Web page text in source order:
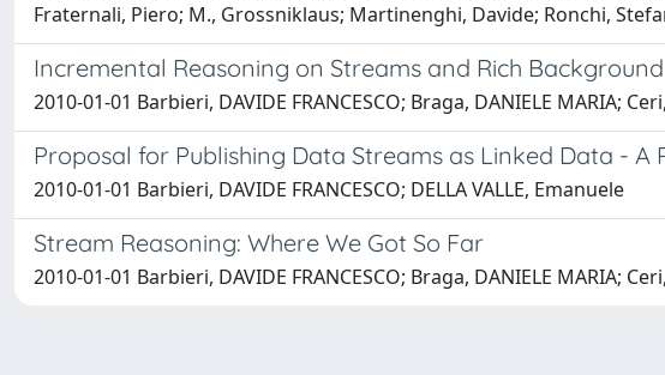
Fraternali, Piero; M., Grossniklaus; Martinenghi, Davide; Ronchi,
Incremental Reasoning on Streams and Rich
2010-01-01 Barbieri, DAVIDE FRANCESCO; Braga, DANIELE MARIA;
Proposal for Publishing Data Streams as Linked Data - A
2010-01-01 Barbieri, DAVIDE FRANCESCO; DELLA VALLE, Emanuele
Stream Reasoning: Where We Got So Far
2010-01-01 Barbieri, DAVIDE FRANCESCO; Braga, DANIELE MARIA;